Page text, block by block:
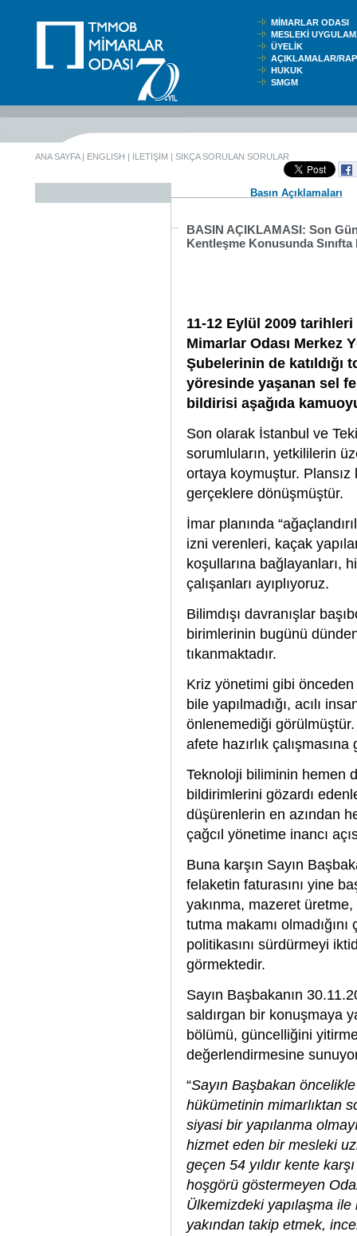
MİMARLAR ODASI
MESLEKİ
ÜYELİK
AÇIKLAMALAR/
HUKUK
SMGM
ANA SAYFA| ENGLISH | İLETİŞİM | SIKÇA SORULAN SORULAR
Basın Açıklamaları
BASIN AÇIKLAMASI: Son
Kentleşme Konusunda Sınıfta
11-12 Eylül 2009 tarihleri
Mimarlar Odası Merkez
Şubelerinin de katıldığı
yöresinde yaşanan sel
bildirisi aşağıda
Son olarak İstanbul ve
sorumluların, yetkililerin
ortaya koymuştur.
gerçeklere dönüşmüştür.
İmar planında
izni verenleri, kaçak
koşullarına bağlayanları,
çalışanları ayıplıyoruz.
Bilimdışı davranışlar
birimlerinin bugünü
tıkanmaktadır.
Kriz yönetimi gibi önceden
bile yapılmadığı, acılı
önlenemediği
afete hazırlık
Teknoloji biliminin hemen
bildirimlerini gözardı
düşürenlerin en azından
çağcıl yönetime inancı
Buna karşın Sayın
felaketin faturasını yine
yakınma, mazeret
tutma makamı
politikasını sürdürmeyi
görmektedir.
Sayın Başbakanın
saldırgan bir konuşmaya
bölümü, güncelliğini
değerlendirmesine
“Sayın Başbakan
hükümetinin mimarlıktan
siyasi bir yapılanma
hizmet eden bir mesleki
geçen 54 yıldır kente
hoşgörü göstermeyen
Ülkemizdeki yapılaşma
yakından takip etmek,